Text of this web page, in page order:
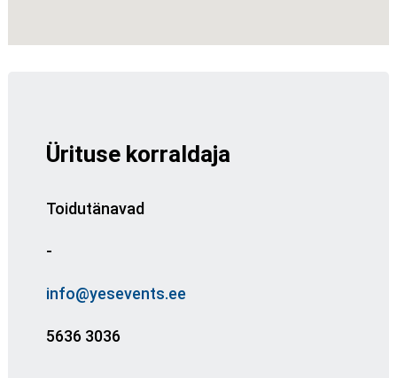
Ürituse korraldaja
Toidutänavad
-
info@yesevents.ee
5636 3036